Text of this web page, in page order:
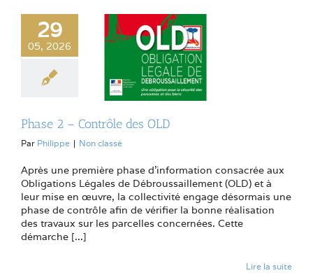
29
05, 2026
Phase 2 – Contrôle des OLD
Par Philippe | Non classé
Après une première phase d’information consacrée aux
Obligations Légales de Débroussaillement (OLD) et à
leur mise en œuvre, la collectivité engage désormais une
phase de contrôle afin de vérifier la bonne réalisation
des travaux sur les parcelles concernées. Cette
démarche [...]
Lire la suite